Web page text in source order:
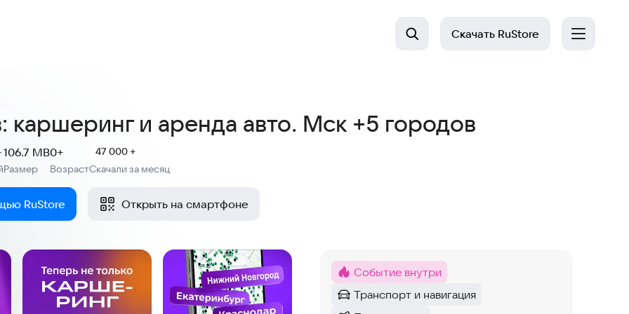
Скачать RuStore
каршеринг и аренда авто. Мск +5 городов
Размер
106.7 MB
Возраст
0+
47 000 +
Скачали за месяц
RuStore Открыть на смартфоне
Метка:
Событие внутри
Категория:
Транспорт и навигация